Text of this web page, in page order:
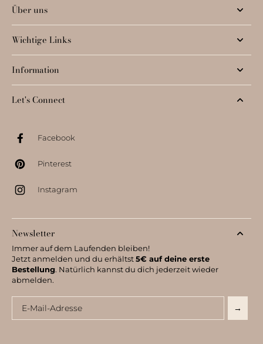
Über uns
Wichtige Links
Information
Let's Connect
Facebook
Pinterest
Instagram
Newsletter
Immer auf dem Laufenden bleiben!
Jetzt anmelden und du erhältst 5€ auf deine erste
Bestellung. Natürlich kannst du dich jederzeit wieder
abmelden.
→